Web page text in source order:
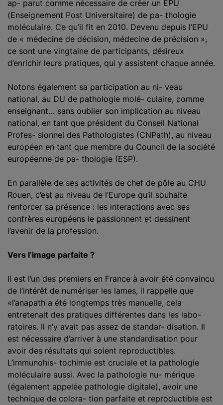
ap- parut comme nécessaire de créer un EPU
(Enseignement Post Universitaire) de pa- thologie
moléculaire. Ce qu’il fit en 2010. Devenu depuis l’EPU
de « médecine de décision, médecine de précision »,
ce sont une vingtaine de participants, désireux
d’enrichir leurs pratiques, qui y assistent chaque année.
Notons également sa participation au ni- veau
national, au DU de pathologie molé- culaire, comme
enseignant… sans oublier son implication au niveau
national, en tant que président du Conseil National
Profes- sionnel des Pathologistes (CNPath), au niveau
européen en tant que membre du Council de la société
européenne de pa- thologie (ESP).
En parallèle de ses activités de chef de pôle au CHU
Rouen, c’est au niveau de l’Europe qu’il souhaite
renforcer sa présence : les interactions avec ses
confrères européens le passionnent et dessinent
l’avenir de la profession.
Vers l’image parfaite ?
Il est l’un des premiers en France à avoir été convaincu
de l’intérêt de numériser les lames, il rappelle que
«l’anapath a été longtemps très manuelle, cela
entretenait des pratiques différentes dans les labo-
ratoires. Il n’y avait pas assez de standar- disation. Il
est nécessaire d’arriver à une standardisation pour
avoir des résultats qui soient reproductibles.
L’immunohis- tochimie est cruciale et la pathologie
moléculaire aussi. Avec la pathologie nu- mérique
(également appelée pathologie digitale), avoir une
technique de colora- tion parfaite et reproductible est